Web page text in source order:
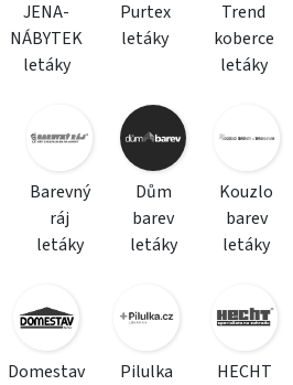
JENA-
NÁBYTEK
letáky
Purtex
letáky
Trend
koberce
letáky
Barevný
ráj
letáky
Dům
barev
letáky
Kouzlo
barev
letáky
Domestav
Pilulka
HECHT